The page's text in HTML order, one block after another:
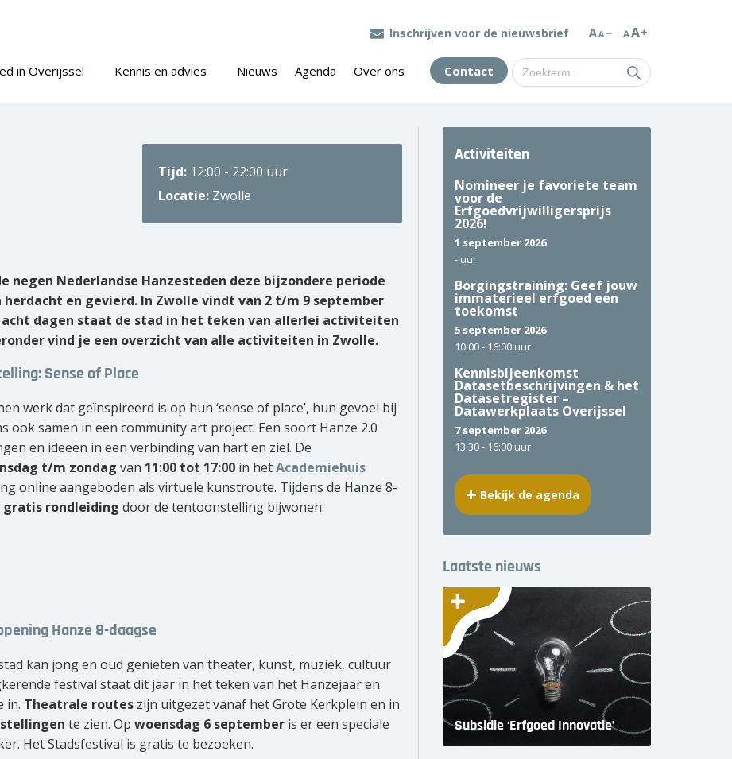
Inschrijven voor de nieuwsbrief
in Overijssel Kennis en advies Nieuws Agenda Over ons Contact
Zoek
naar:
Tijd: 12:00 - 22:00 uur
Locatie: Zwolle
negen Nederlandse Hanzesteden deze bijzondere periode
en gevierd. In Zwolle vindt van 2 t/m 9 september
acht dagen staat de stad in het teken van allerlei activiteiten
vind je een overzicht van alle activiteiten in Zwolle.
Sense of Place
werk dat geïnspireerd is op hun ‘sense of place’, hun gevoel bij
ook samen in een community art project. Een soort Hanze 2.0
en ideeën in een verbinding van hart en ziel. De
t/m zondag van 11:00 tot 17:00 in hetAcademiehuis
online aangeboden als virtuele kunstroute. Tijdens de Hanze 8-
gratis rondleiding door de tentoonstelling bijwonen.
Hanze 8-daagse
kan jong en oud genieten van theater, kunst, muziek, cultuur
festival staat dit jaar in het teken van het Hanzejaar en
in. Theatrale routes zijn uitgezet vanaf het Grote Kerkplein en in
te zien. Op woensdag 6 september is er een speciale
Het Stadsfestival is gratis te bezoeken.
Activiteiten
Nomineer je favoriete team
voor de
Erfgoedvrijwilligersprijs
2026!
1 september 2026
- uur
Borgingstraining: Geef jouw
immaterieel erfgoed een
toekomst
5 september 2026
10:00 - 16:00 uur
Kennisbijeenkomst
Datasetbeschrijvingen & het
Datasetregister –
Datawerkplaats Overijssel
7 september 2026
13:30 - 16:00 uur
Bekijk de agenda
Laatste nieuws
Subsidie ‘Erfgoed Innovatie’